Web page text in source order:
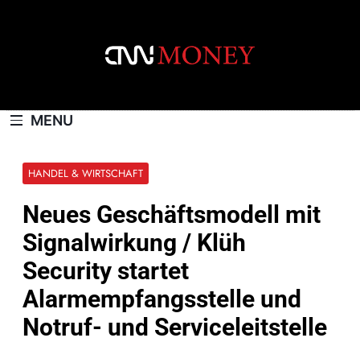
MENU
HANDEL & WIRTSCHAFT
Neues Geschäftsmodell mit
Signalwirkung / Klüh
Security startet
Alarmempfangsstelle und
Notruf- und Serviceleitstelle